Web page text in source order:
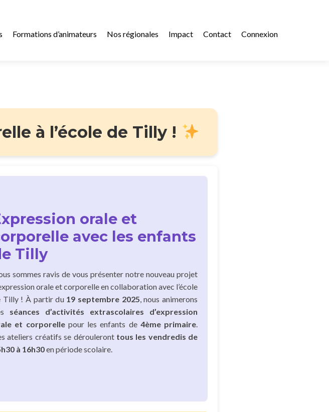
Formations d’animateurs Nos régionales Impact Contact Connexion
à l’école de Tilly !
orale et
avec les enfants
Tilly
sommes ravis de vous présenter notre nouveau projet
orale et corporelle en collaboration avec l’école
Tilly ! À partir du 19 septembre 2025, nous animerons
séances d’activités extrascolaires d’expression
et corporellepour les enfants de 4ème primaire.
ateliers créatifs se dérouleront tous les vendredis de
à 16h30en période scolaire.